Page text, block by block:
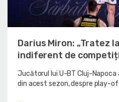
Darius Miron: „Tratez
indiferent de
Jucătorul lui U-BT Cluj-Napoca
din acest sezon, despre play-